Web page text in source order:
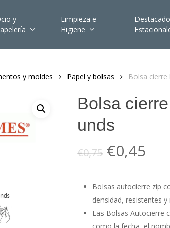
y
Limpieza e
Higiene
y moldes Papel y bolsas Bolsa
Bolsa
unds
€0,75 El
precio
original
era:
€0,75.
€0,45El
es:
Bolsas autocierre zip
densidad, resistentes y
Las Bolsas Autocierre